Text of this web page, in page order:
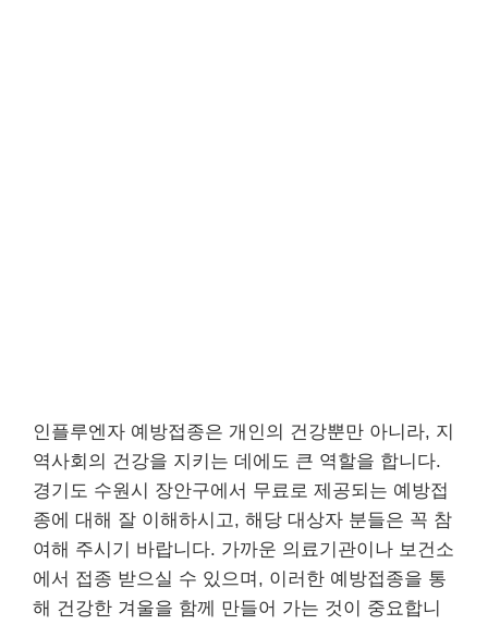
인플루엔자 예방접종은 개인의 건강뿐만 아니라, 지
역사회의 건강을 지키는 데에도 큰 역할을 합니다.
경기도 수원시 장안구에서 무료로 제공되는 예방접
종에 대해 잘 이해하시고, 해당 대상자 분들은 꼭 참
여해 주시기 바랍니다. 가까운 의료기관이나 보건소
에서 접종 받으실 수 있으며, 이러한 예방접종을 통
해 건강한 겨울을 함께 만들어 가는 것이 중요합니